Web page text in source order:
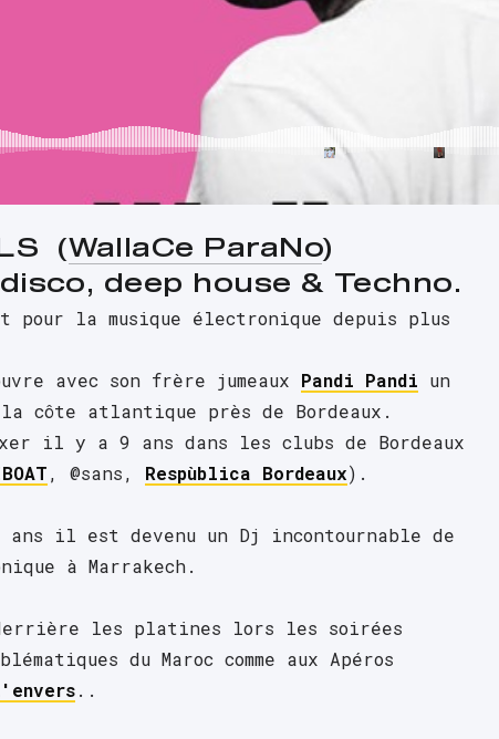
(WallaCe ParaNo)
deep house & Techno.
la musique électronique depuis plus
avec son frère jumeaux Pandi Pandi un
côte atlantique près de Bordeaux.
il y a 9 ans dans les clubs de Bordeaux
, @sans, Respùblica Bordeaux).
ans il est devenu un Dj incontournable de
à Marrakech.
les platines lors les soirées
du Maroc comme aux Apéros
..